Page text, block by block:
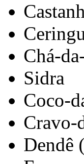
Chá-
Sidra
Coco-
Cravo-
Dendê